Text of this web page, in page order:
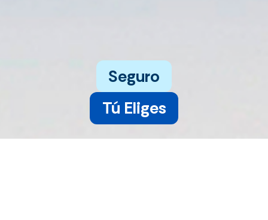
Seguro
Tú Eliges